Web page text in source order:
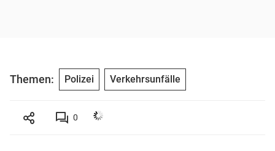
Themen: Polizei Verkehrsunfälle
0